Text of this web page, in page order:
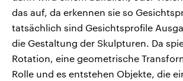
das auf, da erkennen sie so
tatsächlich sind Gesichtsprofile
die Gestaltung der Skulpturen. Da
Rotation, eine geometrische
Rolle und es entstehen Objekte, die